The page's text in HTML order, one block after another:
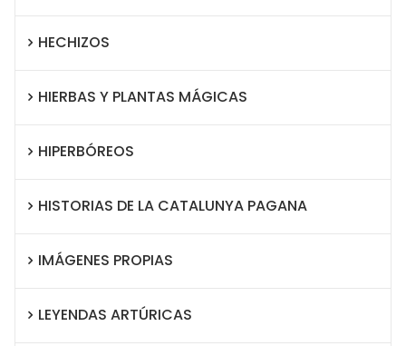
HECHIZOS
HIERBAS Y PLANTAS MÁGICAS
HIPERBÓREOS
HISTORIAS DE LA CATALUNYA PAGANA
IMÁGENES PROPIAS
LEYENDAS ARTÚRICAS